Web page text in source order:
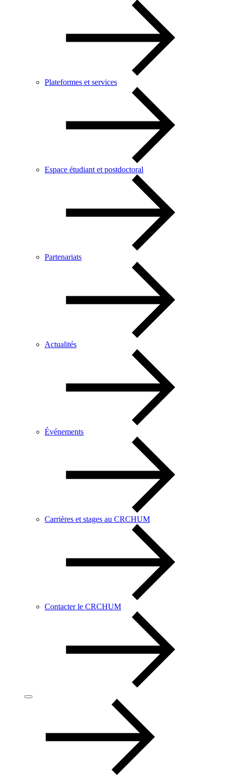
Plateformes et services
Espace étudiant et postdoctoral
Partenariats
Actualités
Événements
Carrières et stages au CRCHUM
Contacter le CRCHUM